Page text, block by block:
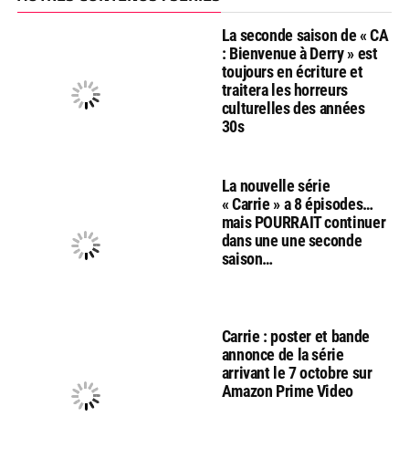
La seconde saison de « CA
: Bienvenue à Derry » est
toujours en écriture et
traitera les horreurs
culturelles des années
30s
La nouvelle série
« Carrie » a 8 épisodes…
mais POURRAIT continuer
dans une une seconde
saison…
Carrie : poster et bande
annonce de la série
arrivant le 7 octobre sur
Amazon Prime Video